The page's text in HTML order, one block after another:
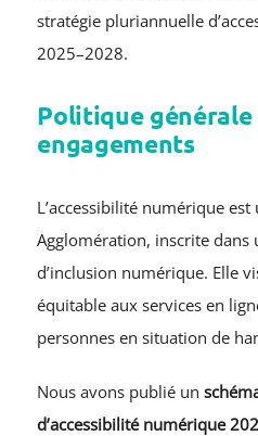
stratégie pluriannuelle
2025–2028.
Politique
engagements
L’accessibilité numérique
Agglomération, inscrite
d’inclusion numérique. Elle
équitable aux services en
personnes en situation de
Nous avons publié un
d’accessibilité numérique